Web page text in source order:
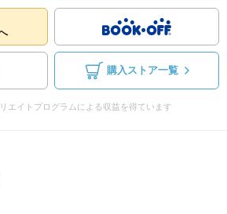
購入ストア一覧
エイトプログラムによる収益を得ています